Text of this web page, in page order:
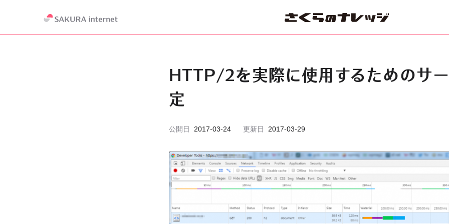
HTTP/2を実際に使用するためのサ
定
公開日 2017-03-24 更新日 2017-03-29